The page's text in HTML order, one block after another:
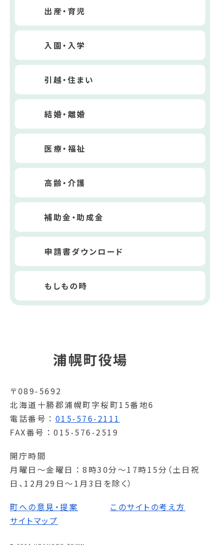
出産・育児
入園・入学
引越・住まい
結婚・離婚
医療・福祉
高齢・介護
補助金・助成金
申請書ダウンロード
もしもの時
浦幌町役場
〒089-5692
北海道十勝郡浦幌町字桜町15番地6
電話番号
015-576-2111
FAX番号
015-576-2519
開庁時間
月曜日～金曜日
8時30分～17時15分（土日祝
日、12月29日～1月3日を除く）
町への意見・提案
このサイトの考え方
サイトマップ